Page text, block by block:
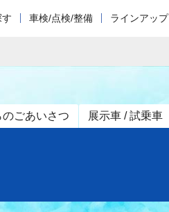
車検/点検/整備 ラインアップ
のごあいさつ 展示車 / 試乗車